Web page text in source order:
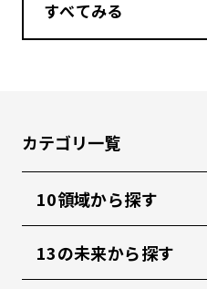
すべてみる
カテゴリ一覧
10領域から探す
13の未来から探す